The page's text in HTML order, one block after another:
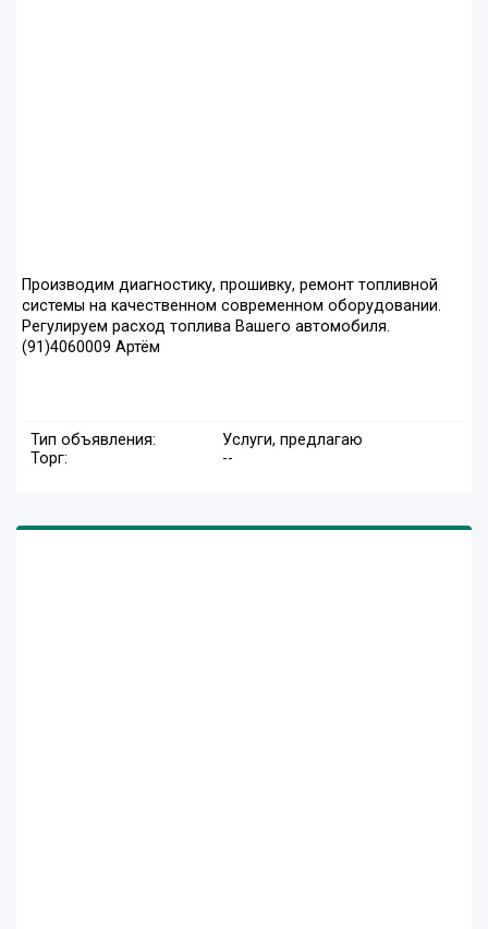
Производим диагностику, прошивку, ремонт топливной
системы на качественном современном оборудовании.
Регулируем расход топлива Вашего автомобиля.
(91)4060009 Артём
Тип объявления:
Услуги, предлагаю
Торг:
--